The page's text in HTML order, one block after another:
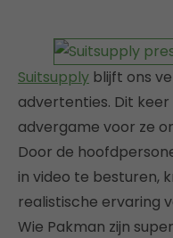
Suitsupply blijft ons
advertenties. Dit
advergame voor ze
Door de
in video te besturen,
realistische ervaring
Wie Pakman zijn